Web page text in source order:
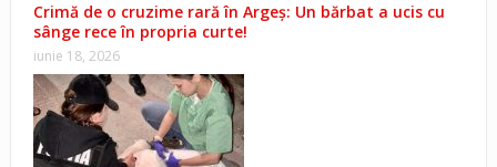
Crimă de o cruzime rară în Argeș: Un bărbat a ucis cu
sânge rece în propria curte!
iunie 18, 2026